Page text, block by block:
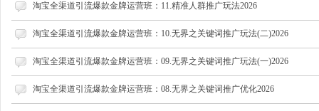
淘宝全渠道引流爆款金牌运营班：11.精准人群推广玩法2026
淘宝全渠道引流爆款金牌运营班：10.无界之关键词推广玩法(二)2026
淘宝全渠道引流爆款金牌运营班：09.无界之关键词推广玩法(一)2026
淘宝全渠道引流爆款金牌运营班：08.无界之关键词推广优化2026